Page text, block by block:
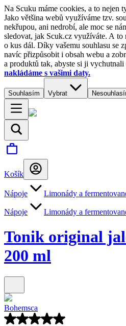
Na Scuku máme cookies, a to nejen
Jako většina webů využíváme tzv.
nekřupou, ani nedrobí, ale moc se
sledovat, jak Scuk.cz využíváte. A to
o kus dál. Díky vašemu souhlasu se
navíc přizpůsobit i obsah webu a
a produktů tak, abyste si ji vychutnali
nakládáme s vašimi daty.
Souhlasím Vybrat
Košík
Nápoje Limonády a
Nápoje Limonády a
Tonik original
200 ml
Bohemsca